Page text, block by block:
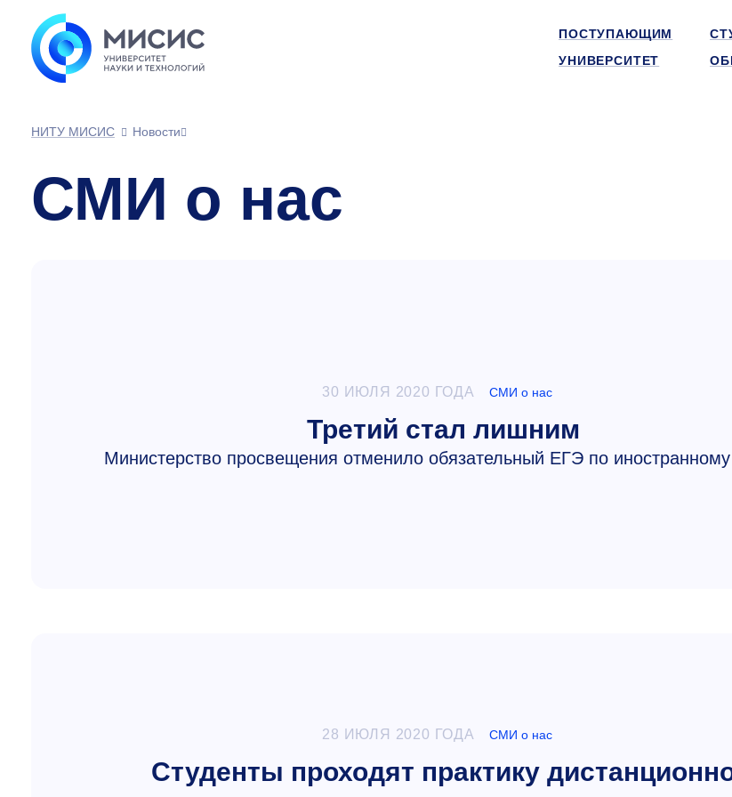
ПОСТУПАЮЩИМ
УНИВЕРСИТЕТ
НИТУ МИСИС
Новости
СМИ о нас
30 ИЮЛЯ 2020 ГОДА СМИ о нас
Третий стал лишним
Министерство просвещения отменило обязательный ЕГЭ по
28 ИЮЛЯ 2020 ГОДА СМИ о нас
Студенты проходят практику